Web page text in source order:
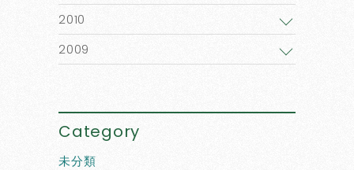
2010
2009
Category
未分類